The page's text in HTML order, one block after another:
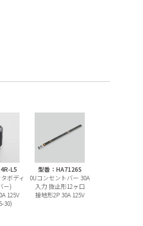
L5
ボディ
ー)
125V
30)
型番：HA7126S
0Uコンセントバー 30A
入力 抜止形12ヶ口
接地形2P 30A 125V